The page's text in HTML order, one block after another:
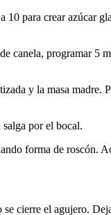
para crear azúcar
programar 5
y la masa
por el bocal.
forma de
cierre el agujero.